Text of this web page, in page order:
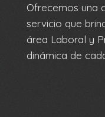
Ofrecemos una
servicio que
área Laboral y
dinámica de